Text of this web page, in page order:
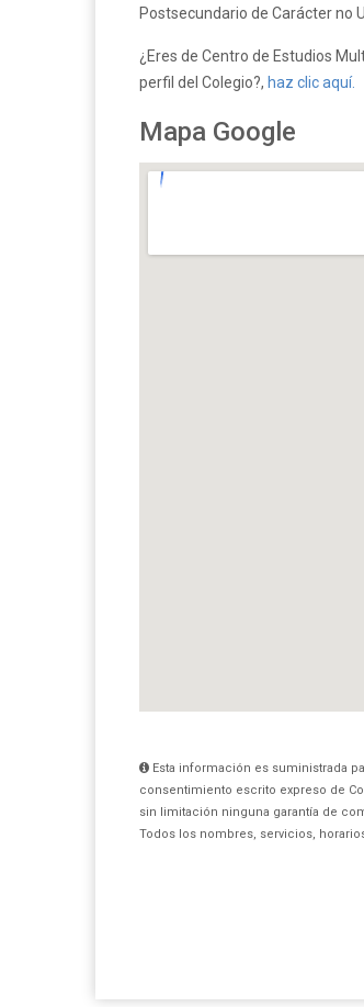
Postsecundario de Carácter no
¿Eres de Centro de Estudios
perfil del Colegio?, haz clic aquí.
Mapa Google
Esta información es suministrada
consentimiento escrito expreso de
sin limitación ninguna garantía de
Todos los nombres, servicios,